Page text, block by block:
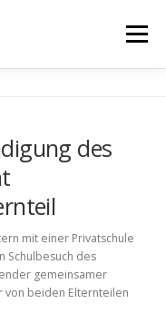
Menü
des
mit einer Privatschule
Schulbesuch des
gemeinsamer
von beiden Elternteilen